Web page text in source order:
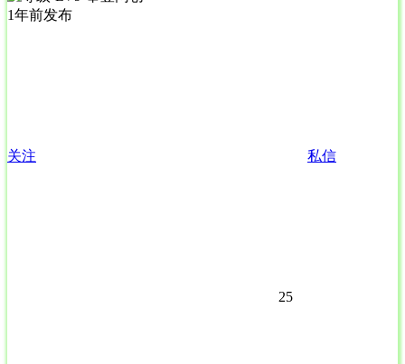
1年前发布
关注 私信
25